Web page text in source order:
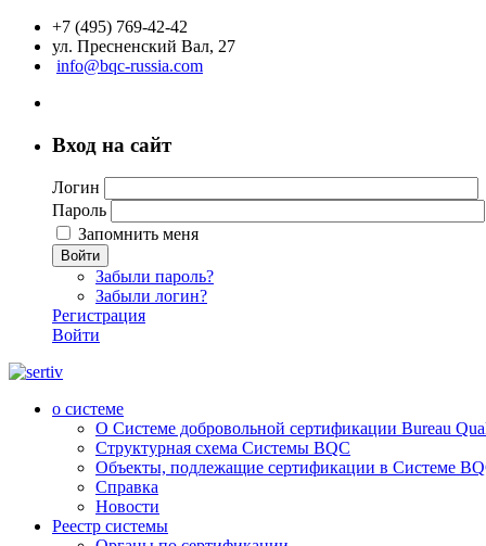
+7 (495) 769-42-42
ул. Пресненский Вал, 27
info@bqc-russia.com
Вход на сайт
Логин
Пароль
Запомнить меня
Войти
Забыли пароль?
Забыли логин?
Регистрация
Войти
о системе
О Системе добровольной сертификации Bureau
Структурная схема Системы BQC
Объекты, подлежащие сертификации в Системе
Справка
Новости
Реестр системы